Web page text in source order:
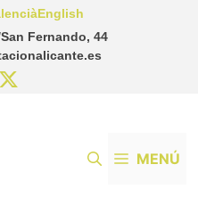
Fernando, 44
English
MENÚ